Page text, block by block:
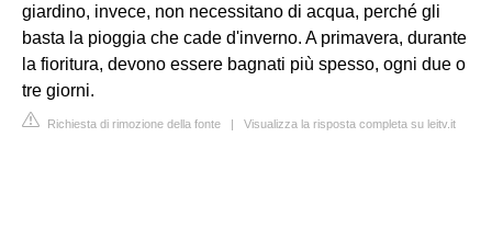
giardino, invece, non necessitano di acqua, perché gli
basta la pioggia che cade d'inverno. A primavera, durante
la fioritura, devono essere bagnati più spesso, ogni due o
tre giorni.
Richiesta di rimozione della fonte | Visualizza la risposta completa su leitv.it